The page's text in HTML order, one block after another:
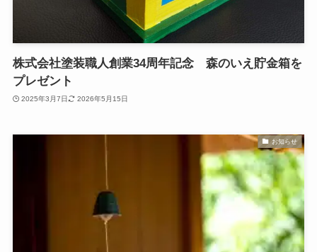
株式会社塗装職人創業34周年記念 森のいえ貯金箱を
プレゼント
2025年3月7日 2026年5月15日
お知らせ